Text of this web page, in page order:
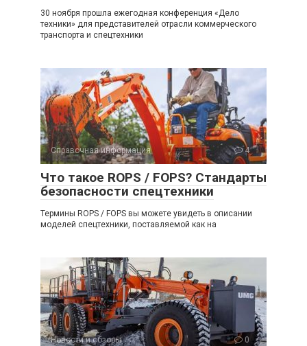
30 ноября прошла ежегодная конференция «Дело
техники» для представителей отрасли коммерческого
транспорта и спецтехники
Справочная информация 4
Что такое ROPS / FOPS? Стандарты
безопасности спецтехники
Термины ROPS / FOPS вы можете увидеть в описании
моделей спецтехники, поставляемой как на
Новости и обзоры 0